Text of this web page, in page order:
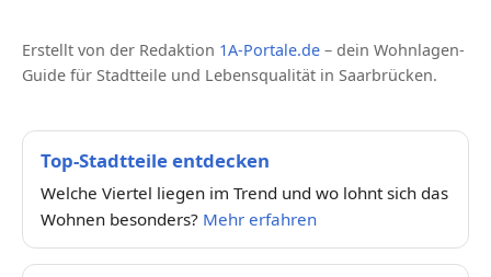
Erstellt von der Redaktion 1A-Portale.de – dein Wohnlagen-
Guide für Stadtteile und Lebensqualität in Saarbrücken.
Top-Stadtteile entdecken
Welche Viertel liegen im Trend und wo lohnt sich das
Wohnen besonders? Mehr erfahren